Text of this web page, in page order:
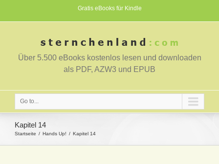
Gratis eBooks für Kindle
Über 5.500 eBooks kostenlos lesen und downloaden
als PDF, AZW3 und EPUB
Go to...
Kapitel 14
Startseite Hands Up! Kapitel 14